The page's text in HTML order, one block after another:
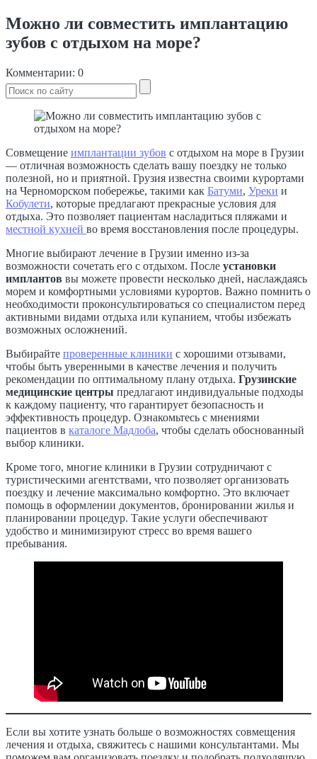
Можно ли совместить имплантацию
зубов с отдыхом на море?
Комментарии: 0
Совмещение имплантации зубов с отдыхом на море в Грузии
— отличная возможность сделать вашу поездку не только
полезной, но и приятной. Грузия известна своими курортами
на Черноморском побережье, такими как Батуми, Уреки и
Кобулети, которые предлагают прекрасные условия для
отдыха. Это позволяет пациентам насладиться пляжами и
местной кухней во время восстановления после процедуры.
Многие выбирают лечение в Грузии именно из-за
возможности сочетать его с отдыхом. После установки
имплантов вы можете провести несколько дней, наслаждаясь
морем и комфортными условиями курортов. Важно помнить о
необходимости проконсультироваться со специалистом перед
активными видами отдыха или купанием, чтобы избежать
возможных осложнений.
Выбирайте проверенные клиники с хорошими отзывами,
чтобы быть уверенными в качестве лечения и получить
рекомендации по оптимальному плану отдыха. Грузинские
медицинские центры предлагают индивидуальные подходы
к каждому пациенту, что гарантирует безопасность и
эффективность процедур. Ознакомьтесь с мнениями
пациентов в каталоге Мадлоба, чтобы сделать обоснованный
выбор клиники.
Кроме того, многие клиники в Грузии сотрудничают с
туристическими агентствами, что позволяет организовать
поездку и лечение максимально комфортно. Это включает
помощь в оформлении документов, бронировании жилья и
планировании процедур. Такие услуги обеспечивают
удобство и минимизируют стресс во время вашего
пребывания.
Если вы хотите узнать больше о возможностях совмещения
лечения и отдыха, свяжитесь с нашими консультантами. Мы